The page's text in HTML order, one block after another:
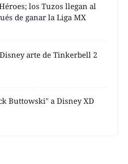
los Tuzos llegan al
de ganar la Liga MX
arte de Tinkerbell 2
Buttowski" a Disney XD